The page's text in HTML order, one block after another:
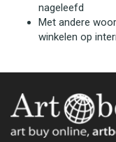
nageleefd
Met andere
winkelen op